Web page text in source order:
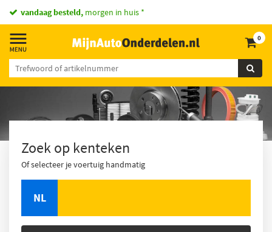
vandaag besteld, morgen in huis *
0
Zoek op kenteken
Of selecteer je voertuig handmatig
NL